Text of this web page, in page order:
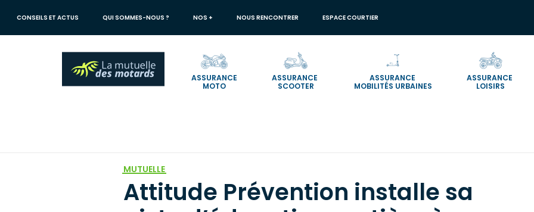
principal
CONSEILS ET ACTUS QUI SOMMES-NOUS ? NOS + NOUS RENCONTRER ESPACE COURTIER
ASSURANCE
MOTO
ASSURANCE
SCOOTER
ASSURANCE
MOBILITÉS URBAINES
ASSURANCE
LOISIRS
MUTUELLE
Attitude Prévention installe sa